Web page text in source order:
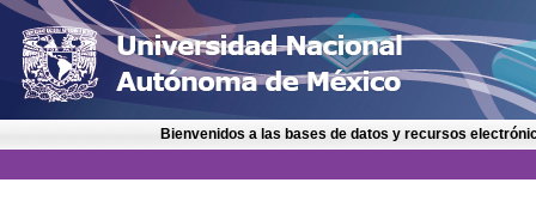
Bienvenidos a las bases de datos y recursos